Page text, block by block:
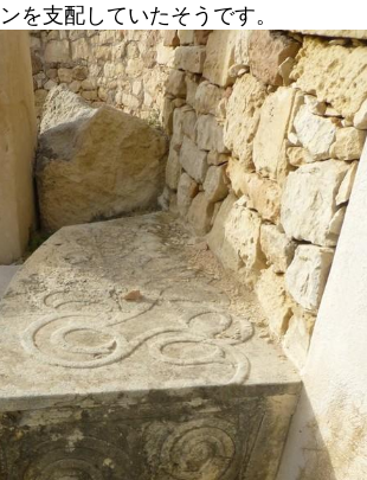
を支配していたそうです。